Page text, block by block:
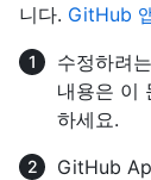
니다. GitHub
수정하려
내용은 이
하세요.
GitHub